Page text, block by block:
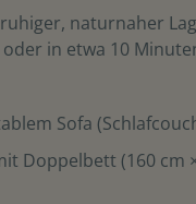
naturnaher
in etwa 10
Sofa
Doppelbett (160 cm